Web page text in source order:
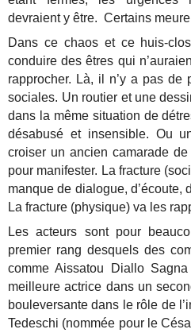
devraient y être. Certains
Dans ce chaos et ce huis-
conduire des êtres qui
rapprocher. Là, il n’y a pas de
sociales. Un routier et une
dans la même situation de
désabusé et insensible. Ou
croiser un ancien camarade
pour manifester. La fracture
manque de dialogue, d’écoute,
La fracture (physique) va les
Les acteurs sont pour
premier rang desquels des
comme Aissatou Diallo
meilleure actrice dans un
bouleversante dans le rôle de
Tedeschi (nommée pour le